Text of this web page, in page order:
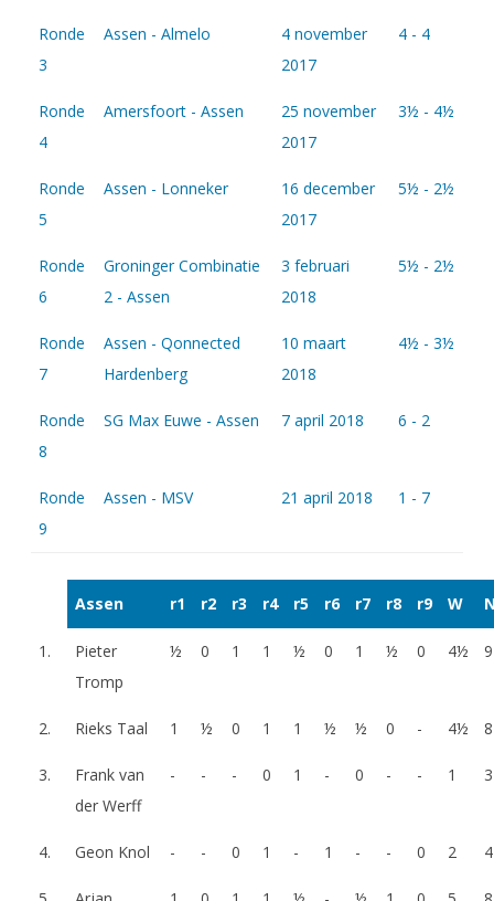
Ronde
3
Assen - Almelo
4 november
2017
4 - 4
Ronde
4
Amersfoort - Assen
25 november
2017
3½ - 4½
Ronde
5
Assen - Lonneker
16 december
2017
5½ - 2½
Ronde
6
Groninger Combinatie
2 - Assen
3 februari
2018
5½ - 2½
Ronde
7
Assen - Qonnected
Hardenberg
10 maart
2018
4½ - 3½
Ronde
8
SG Max Euwe - Assen 7 april 2018 6 - 2
Ronde
9
Assen - MSV 21 april 2018 1 - 7
Assen r1 r2 r3 r4 r5 r6 r7 r8 r9 W
1.
Pieter
Tromp
½ 0 1 1 ½ 0 1 ½ 0 4½ 9
2. Rieks Taal 1 ½ 0 1 1 ½ ½ 0 - 4½ 8
3.
Frank van
der Werff
- - - 0 1 - 0 - - 1 3
4. Geon Knol - - 0 1 - 1 - - 0 2 4